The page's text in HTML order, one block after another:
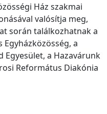
Ház szakmai
valósítja meg,
során találkozhatnak a
Egyházközösség, a
Egyesület, a Hazavárunk
Református Diakónia